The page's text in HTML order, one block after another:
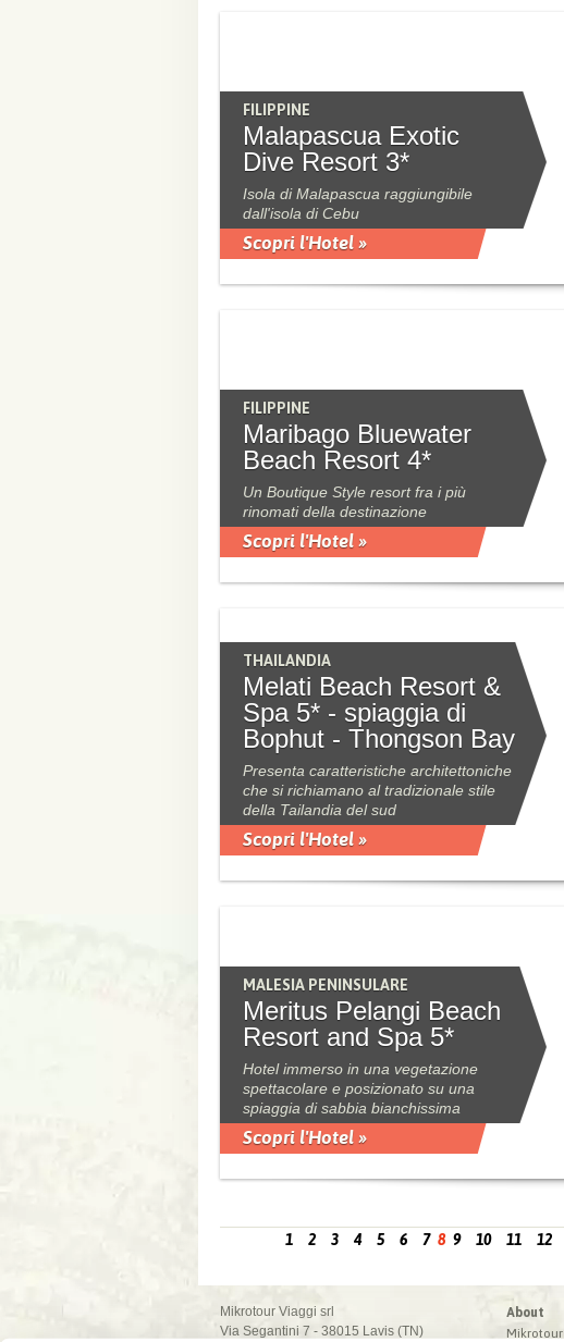
FILIPPINE
Malapascua Exotic
Dive Resort 3*
Isola di Malapascua raggiungibile
dall'isola di Cebu
Scopri l'Hotel »
FILIPPINE
Maribago Bluewater
Beach Resort 4*
Un Boutique Style resort fra i più
rinomati della destinazione
Scopri l'Hotel »
THAILANDIA
Melati Beach Resort &
Spa 5* - spiaggia di
Bophut - Thongson Bay
Presenta caratteristiche architettoniche
che si richiamano al tradizionale stile
della Tailandia del sud
Scopri l'Hotel »
MALESIA PENINSULARE
Meritus Pelangi Beach
Resort and Spa 5*
Hotel immerso in una vegetazione
spettacolare e posizionato su una
spiaggia di sabbia bianchissima
Scopri l'Hotel »
1 2 3 4 5 6 7 8 9 10 11 12
Mikrotour Viaggi srl
Via Segantini 7 - 38015 Lavis (TN)
About
Mikrotour